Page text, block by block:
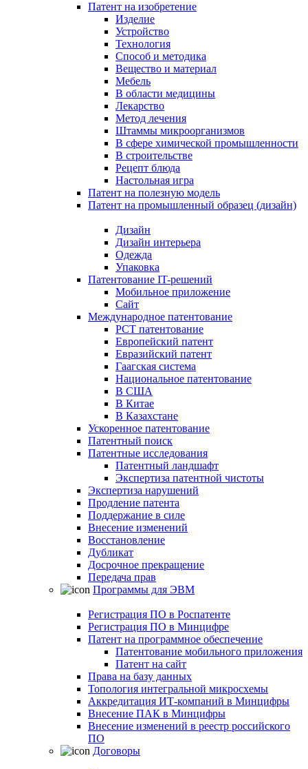
Патент на изобретение
Изделие
Устройство
Технология
Способ и методика
Вещество и материал
Мебель
В области медицины
Лекарство
Метод лечения
Штаммы микроорганизмов
В сфере химической промышленности
В строительстве
Рецепт блюда
Настольная игра
Патент на полезную модель
Патент на промышленный образец (дизайн)
Дизайн
Дизайн интерьера
Одежда
Упаковка
Патентование IT-решений
Мобильное приложение
Сайт
Международное патентование
PCT патентование
Европейский патент
Евразийский патент
Гаагская система
Национальное патентование
В США
В Китае
В Казахстане
Ускоренное патентование
Патентный поиск
Патентные исследования
Патентный ландшафт
Экспертиза патентной чистоты
Экспертиза нарушений
Продление патента
Поддержание в силе
Внесение изменений
Восстановление
Дубликат
Досрочное прекращение
Передача прав
Программы для ЭВМ
Регистрация ПО в Роспатенте
Регистрация ПО в Минцифре
Патент на программное обеспечение
Патентование мобильного приложения
Патент на сайт
Права на базу данных
Топология интегральной микросхемы
Аккредитация ИТ-компаний в Минцифры
Внесение ПАК в Минцифры
Внесение изменений в реестр российского
ПО
Договоры